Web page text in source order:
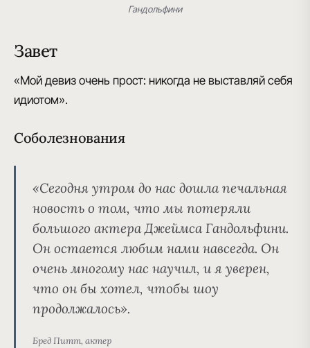
Гандольфини
Завет
«Мой девиз очень прост: никогда не выставляй себя
идиотом».
Соболезнования
«Сегодня утром до нас дошла печальная
новость о том, что мы потеряли
большого актера Джеймса Гандольфини.
Он остается любим нами навсегда. Он
очень многому нас научил, и я уверен,
что он бы хотел, чтобы шоу
продолжалось».
Бред Питт, актер